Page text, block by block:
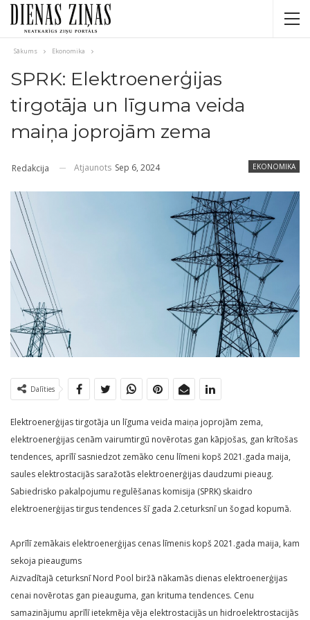
Sākums Ekonomika
SPRK: Elektroenerģijas
tirgotāja un līguma veida
maiņa joprojām zema
EKONOMIKA
Redakcija Atjaunots Sep 6, 2024
Dalīties
Elektroenerģijas tirgotāja un līguma veida maiņa joprojām zema,
elektroenerģijas cenām vairumtirgū novērotas gan kāpjošas, gan krītošas
tendences, aprīlī sasniedzot zemāko cenu līmeni kopš 2021.gada maija,
saules elektrostacijās saražotās elektroenerģijas daudzumi pieaug.
Sabiedrisko pakalpojumu regulēšanas komisija (SPRK) skaidro
elektroenerģijas tirgus tendences šī gada 2.ceturksnī un šogad kopumā.
Aprīlī zemākais elektroenerģijas cenas līmenis kopš 2021.gada maija, kam
sekoja pieaugums
Aizvadītajā ceturksnī Nord Pool biržā nākamās dienas elektroenerģijas
cenai novērotas gan pieauguma, gan krituma tendences. Cenu
samazinājumu aprīlī ietekmēja vēja elektrostacijās un hidroelektrostacijās